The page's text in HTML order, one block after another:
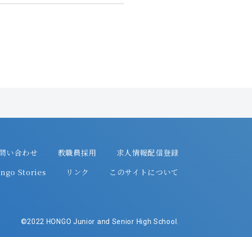
い合わせ 教職員採用
求人情報配信登録
Stories リンク このサイトについて
©2022 HONGO Junior and Senior High School.